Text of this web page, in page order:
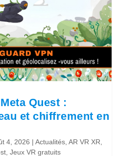
Quest :
et chiffrement en
4, 2026 |Actualités ,AR VR XR
,Jeux VR gratuits